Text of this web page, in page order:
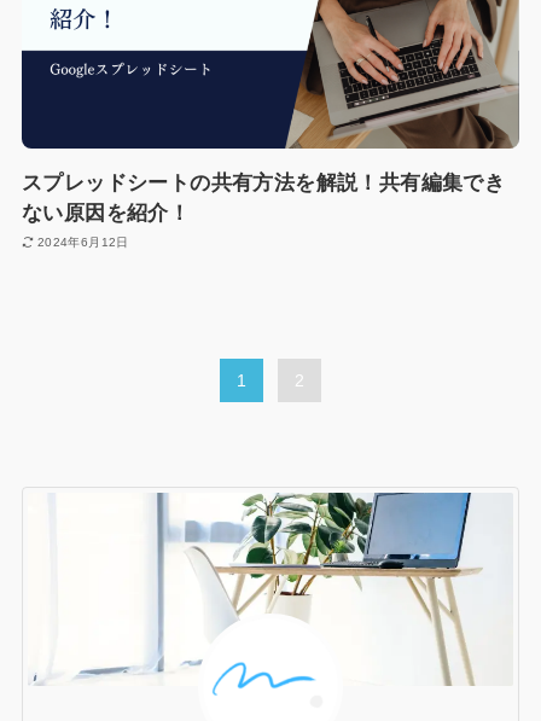
スプレッドシートの共有方法を解説！共有編集でき
ない原因を紹介！
2024年6月12日
1 2